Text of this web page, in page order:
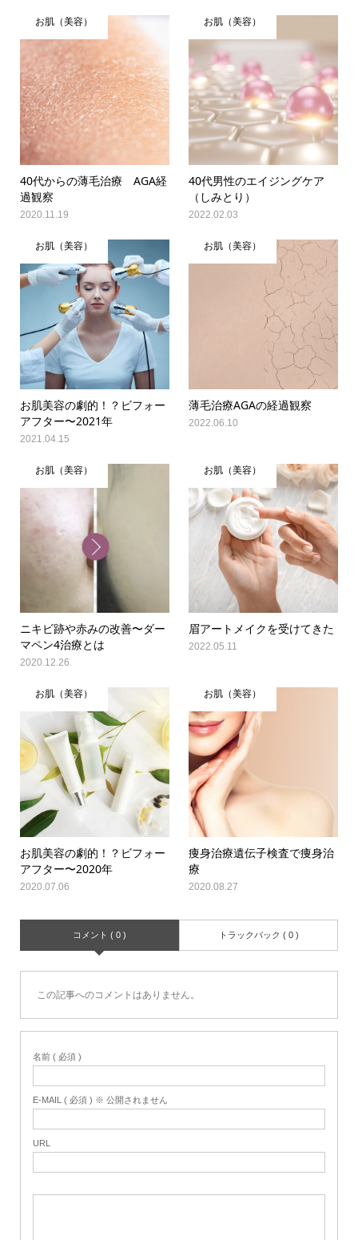
お肌（美容）
40代からの薄毛治療 AGA経
過観察
2020.11.19
お肌（美容）
40代男性のエイジングケア
（しみとり）
2022.02.03
お肌（美容）
お肌美容の劇的！？ビフォー
アフター〜2021年
2021.04.15
お肌（美容）
薄毛治療AGAの経過観察
2022.06.10
お肌（美容）
ニキビ跡や赤みの改善〜ダー
マペン4治療とは
2020.12.26
お肌（美容）
眉アートメイクを受けてきた
2022.05.11
お肌（美容）
お肌美容の劇的！？ビフォー
アフター〜2020年
2020.07.06
お肌（美容）
痩身治療遺伝子検査で痩身治
療
2020.08.27
コメント ( 0 ) トラックバック ( 0 )
この記事へのコメントはありません。
名前 ( 必須 )
E-MAIL ( 必須 ) ※ 公開されません
URL